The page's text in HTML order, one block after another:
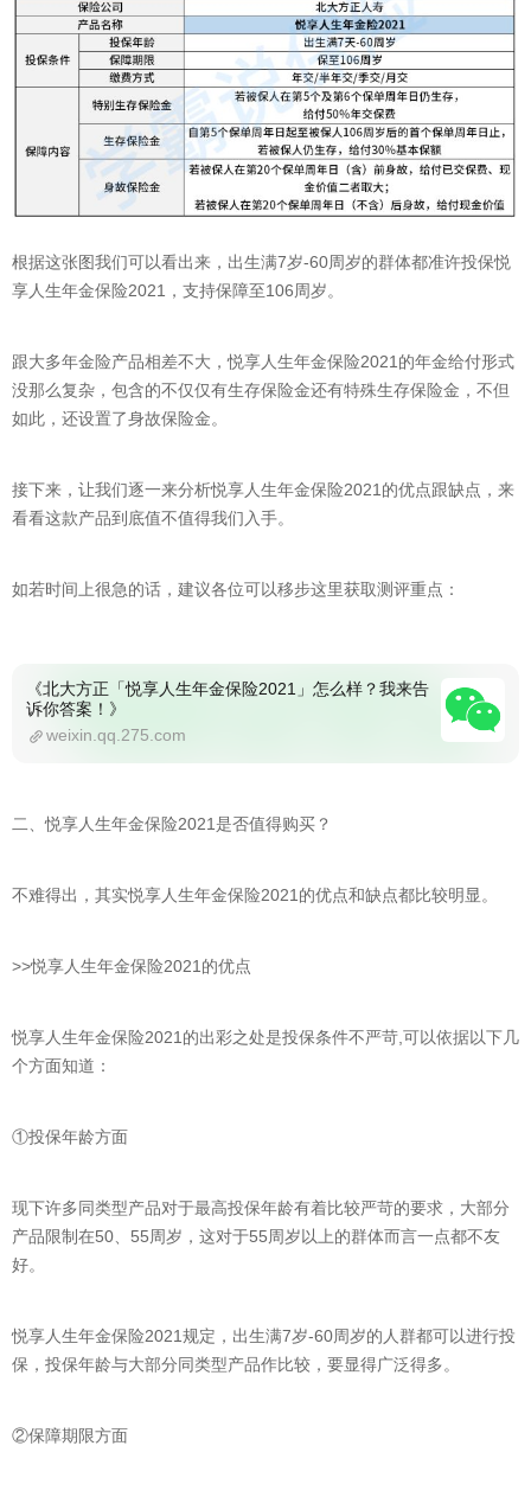
根据这张图我们可以看出来，出生满7岁-60周岁的群体都准许投保悦
享人生年金保险2021，支持保障至106周岁。
跟大多年金险产品相差不大，悦享人生年金保险2021的年金给付形式
没那么复杂，包含的不仅仅有生存保险金还有特殊生存保险金，不但
如此，还设置了身故保险金。
接下来，让我们逐一来分析悦享人生年金保险2021的优点跟缺点，来
看看这款产品到底值不值得我们入手。
如若时间上很急的话，建议各位可以移步这里获取测评重点：
《北大方正「悦享人生年金保险2021」怎么样？我来告
诉你答案！》
weixin.qq.275.com
二、悦享人生年金保险2021是否值得购买？
不难得出，其实悦享人生年金保险2021的优点和缺点都比较明显。
>>悦享人生年金保险2021的优点
悦享人生年金保险2021的出彩之处是投保条件不严苛,可以依据以下几
个方面知道：
①投保年龄方面
现下许多同类型产品对于最高投保年龄有着比较严苛的要求，大部分
产品限制在50、55周岁，这对于55周岁以上的群体而言一点都不友
好。
悦享人生年金保险2021规定，出生满7岁-60周岁的人群都可以进行投
保，投保年龄与大部分同类型产品作比较，要显得广泛得多。
②保障期限方面